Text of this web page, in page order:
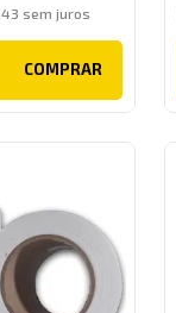
43 sem juros
COMPRAR